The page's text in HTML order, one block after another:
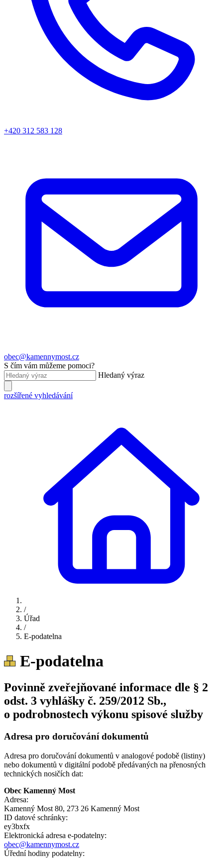
+420 312 583 128
obec@kamennymost.cz
S čím vám můžeme pomoci?
Hledaný výraz
rozšířené vyhledávání
/
Úřad
/
E-podatelna
E-podatelna
Povinně zveřejňované informace dle § 2
odst. 3 vyhlášky č. 259/2012 Sb.,
o podrobnostech výkonu spisové služby
Adresa pro doručování dokumentů
Adresa pro doručování dokumentů v analogové podobě (listiny)
nebo dokumentů v digitální podobě předávaných na přenosných
technických nosičích dat:
Obec Kamenný Most
Adresa:
Kamenný Most 80, 273 26 Kamenný Most
ID datové schránky:
ey3bxfx
Elektronická adresa e‑podatelny:
obec@kamennymost.cz
Úřední hodiny podatelny: